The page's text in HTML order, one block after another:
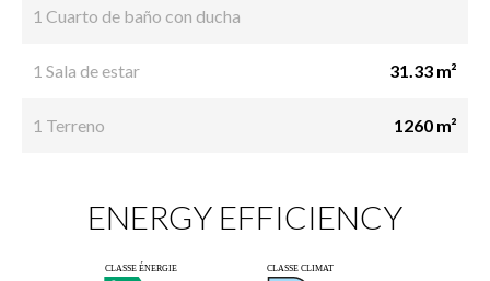
1 Cuarto de baño con ducha
1 Sala de estar 31.33 m²
1 Terreno 1260 m²
ENERGY EFFICIENCY